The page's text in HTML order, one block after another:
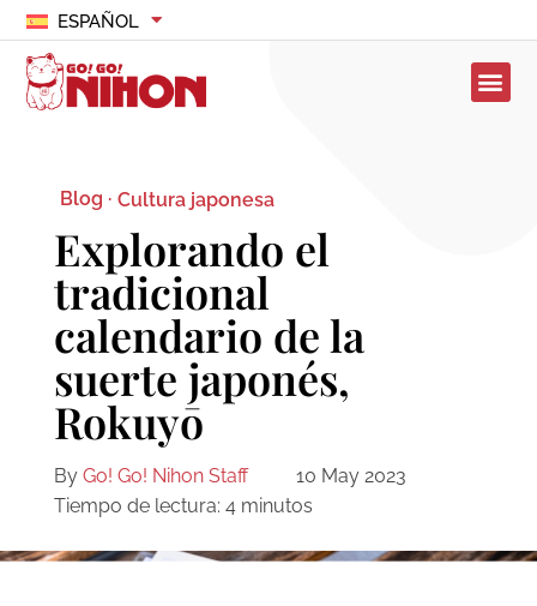
ESPAÑOL
Blog · Cultura japonesa
Explorando el
tradicional
calendario de la
suerte japonés,
Rokuyō
By Go! Go! Nihon Staff
10 May 2023
Tiempo de lectura: 4 minutos